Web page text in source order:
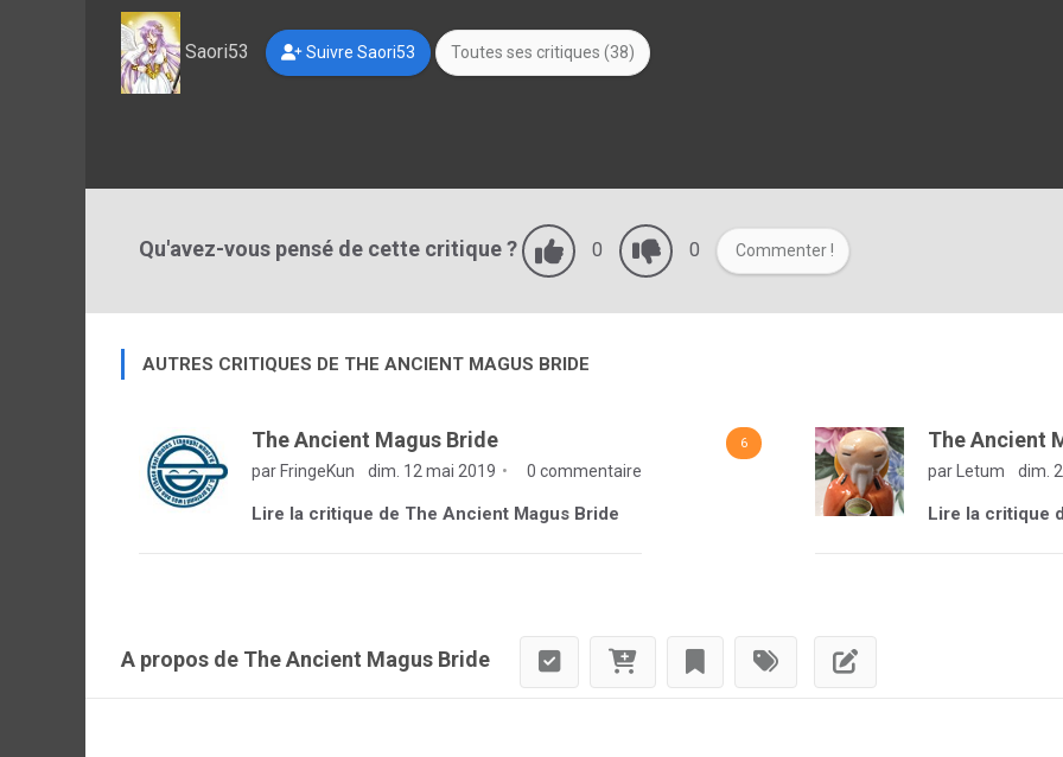
Saori53 Suivre Saori53 Toutes ses critiques (38)
Qu'avez-vous pensé de cette critique ? 0 0 Commenter !
AUTRES CRITIQUES DE THE ANCIENT MAGUS BRIDE
6
The Ancient Magus Bride
par FringeKun dim. 12 mai 2019 0 commentaire
Lire la critique de The Ancient Magus Bride
The Ancient
par Letum dim.
Lire la critique
A propos de The Ancient Magus Bride